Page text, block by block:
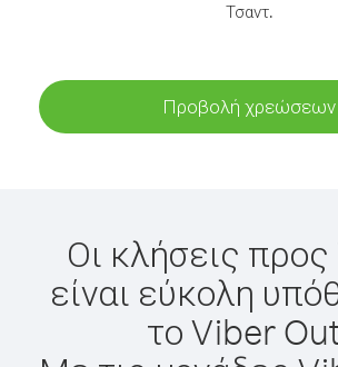
Τσαντ.
Προβολή χρεώσεων
Οι κλήσεις
είναι εύκολη
το Viber